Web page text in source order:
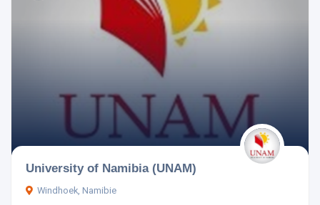
University of Namibia (UNAM)
Windhoek, Namibie